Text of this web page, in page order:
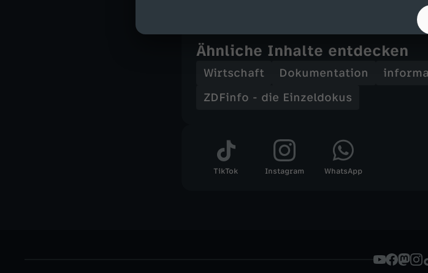
Ähnliche Inhalte entdecken
Wirtschaft Dokumentation
ZDFinfo - die Einzeldokus
TikTok Instagram WhatsApp